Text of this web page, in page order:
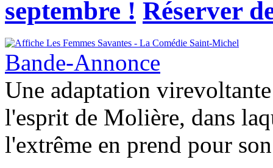
septembre ! Réserver
Bande-Annonce
Une adaptation
l'esprit de Molière, dans
l'extrême en prend pour